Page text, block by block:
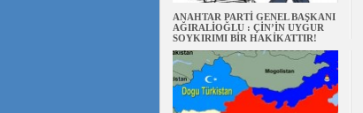
ANAHTAR PARTİ GENEL BAŞKANI
AĞIRALİOĞLU : ÇİN’İN UYGUR
SOYKIRIMI BİR HAKİKATTIR!